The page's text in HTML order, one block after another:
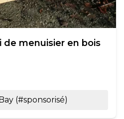
menuisier en bois
(#sponsorisé)